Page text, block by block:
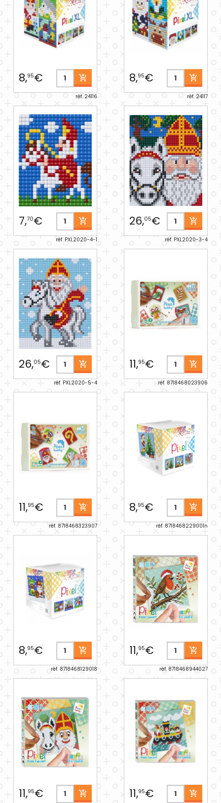
8,95€
réf. 24116
8,95€
réf. 24117
7,70€
réf. PXL2020-4-1
26,05€
réf. PXL2020-3-4
26,05€
réf. PXL2020-5-4
11,95€
réf. 8718468023906
11,95€
réf. 8718468323907
8,95€
réf. 8718468229001n
8,95€
réf. 8718468129018
11,95€
réf. 8718468944027
11,95€ 11,95€